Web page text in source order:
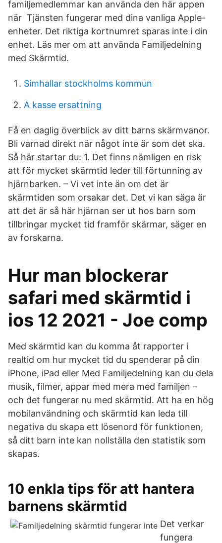
familjemedlemmar kan använda den här appen
när Tjänsten fungerar med dina vanliga Apple-
enheter. Det riktiga kortnumret sparas inte i din
enhet. Läs mer om att använda Familjedelning
med Skärmtid.
Simhallar stockholms kommun
A kasse ersattning
Få en daglig överblick av ditt barns skärmvanor.
Bli varnad direkt när något inte är som det ska.
Så här startar du: 1. Det finns nämligen en risk
att för mycket skärmtid leder till förtunning av
hjärnbarken. – Vi vet inte än om det är
skärmtiden som orsakar det. Det vi kan säga är
att det är så här hjärnan ser ut hos barn som
tillbringar mycket tid framför skärmar, säger en
av forskarna.
Hur man blockerar
safari med skärmtid i
ios 12 2021 - Joe comp
Med skärmtid kan du komma åt rapporter i
realtid om hur mycket tid du spenderar på din
iPhone, iPad eller Med Familjedelning kan du dela
musik, filmer, appar med mera med familjen –
och det fungerar nu med skärmtid. Att ha en hög
mobilanvändning och skärmtid kan leda till
negativa du skapa ett lösenord för funktionen,
så ditt barn inte kan nollställa den statistik som
skapas.
10 enkla tips för att hantera
barnens skärmtid
Det verkar
fungera